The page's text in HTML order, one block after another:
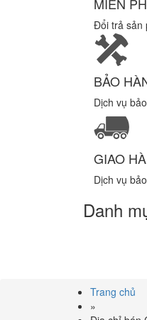
Đổi trả sản
BẢO
Dịch vụ
GIAO
Dịch vụ
Danh
Trang chủ
»